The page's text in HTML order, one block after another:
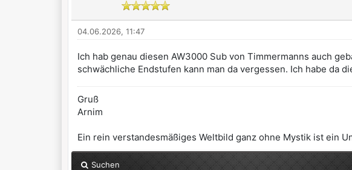
04.06.2026, 11:47
Ich hab genau diesen AW3000 Sub von Timmermanns auch
schwächliche Endstufen kann man da vergessen. Ich habe da
Gruß
Arnim
Ein rein verstandesmäßiges Weltbild ganz ohne Mystik ist ein
Suchen